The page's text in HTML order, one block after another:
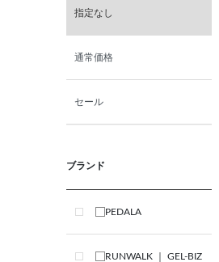
指定なし
通常価格
セール
ブランド
PEDALA
RUNWALK ｜ GEL-BIZ